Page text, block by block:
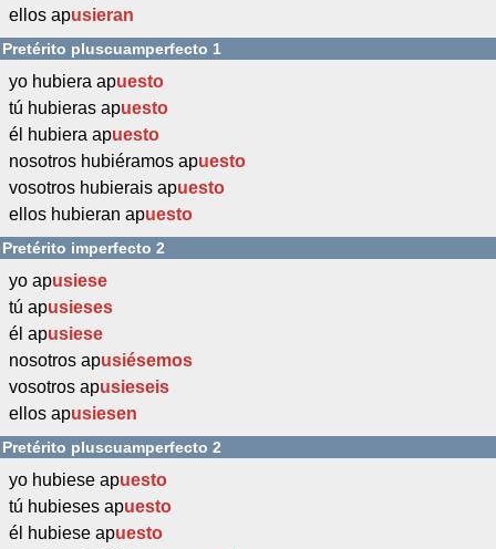
ellos apusieran
Pretérito pluscuamperfecto 1
yo hubiera apuesto
tú hubieras apuesto
él hubiera apuesto
nosotros hubiéramos apuesto
vosotros hubierais apuesto
ellos hubieran apuesto
Pretérito imperfecto 2
yo apusiese
tú apusieses
él apusiese
nosotros apusiésemos
vosotros apusieseis
ellos apusiesen
Pretérito pluscuamperfecto 2
yo hubiese apuesto
tú hubieses apuesto
él hubiese apuesto